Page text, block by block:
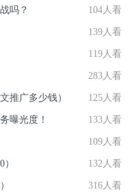
吗？ 104人看
139人看
119人看
283人看
推广多少钱） 125人看
曝光度！ 133人看
109人看
132人看
316人看